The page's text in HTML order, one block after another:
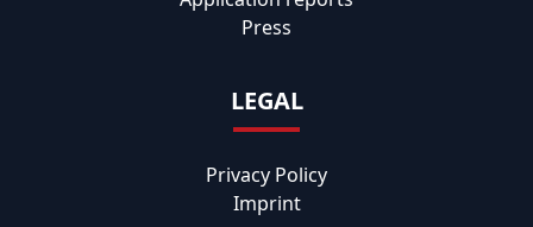
Press
LEGAL
Privacy Policy
Imprint